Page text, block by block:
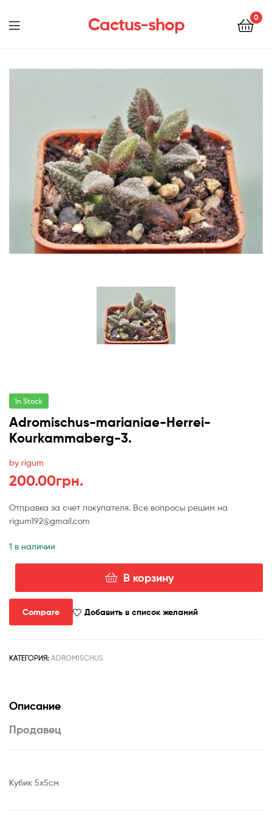
Cactus-shop 0
Menu
In Stock
Adromischus-marianiae-Herrei-
Kourkammaberg-3.
by rigum
200.00грн.
Отправка за счет покупателя. Все вопросы решим на
rigum192@gmail.com
1 в наличии
товара
Adromischus-
marianiae-
3.
В корзину
Compare Добавить в список желаний
КАТЕГОРИЯ: ADROMISCHUS
Описание
Продавец
Кубик 5х5см